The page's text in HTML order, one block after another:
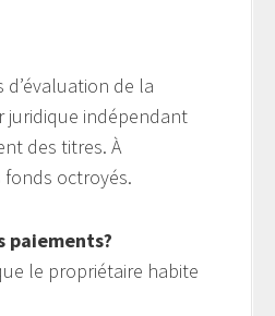
de la
juridique indépendant
des titres. À
fonds octroyés.
paiements?
le propriétaire habite